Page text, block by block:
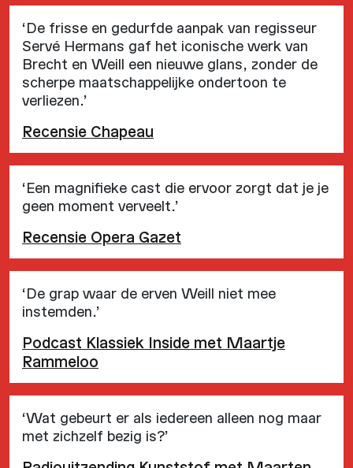
‘De frisse en gedurfde aanpak van regisseur
Servé Hermans gaf het iconische werk van
Brecht en Weill een nieuwe glans, zonder de
scherpe maatschappelijke ondertoon te
verliezen.’
Recensie Chapeau
‘Een magnifieke cast die ervoor zorgt dat je je
geen moment verveelt.’
Recensie Opera Gazet
‘De grap waar de erven Weill niet mee
instemden.’
Podcast Klassiek Inside met Maartje
Rammeloo
‘Wat gebeurt er als iedereen alleen nog maar
met zichzelf bezig is?’